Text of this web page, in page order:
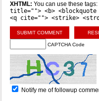
XHTML: You can use these tags:
title=""> <b> <blockquote
<q cite=""> <strike>
CAPTCHA Code
Notify me of followup